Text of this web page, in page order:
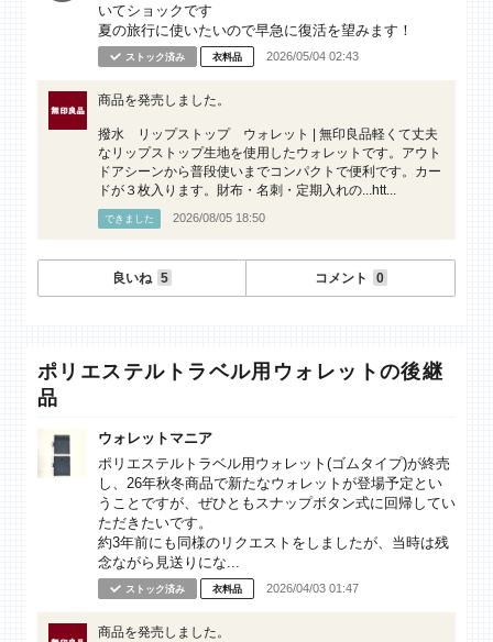
いてショックです
夏の旅行に使いたいので早急に復活を望みます！
ストック済み 衣料品 2026/05/04 02:43
商品を発売しました。
撥水 リップストップ ウォレット | 無印良品軽くて丈夫
なリップストップ生地を使用したウォレットです。アウト
ドアシーンから普段使いまでコンパクトで便利です。カー
ドが３枚入ります。財布・名刺・定期入れの...htt...
できました 2026/08/05 18:50
良いね 5 コメント 0
ポリエステルトラベル用ウォレットの後継
品
ウォレットマニア
ポリエステルトラベル用ウォレット(ゴムタイプ)が終売
し、26年秋冬商品で新たなウォレットが登場予定とい
うことですが、ぜひともスナップボタン式に回帰してい
ただきたいです。
約3年前にも同様のリクエストをしましたが、当時は残
念ながら見送りにな...
ストック済み 衣料品 2026/04/03 01:47
商品を発売しました。